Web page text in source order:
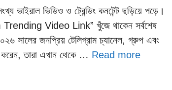
ভাইরাল ভিডিও ও ট্রেন্ডিং কনটেন্ট ছড়িয়ে পড়ে।
Trending Video Link” খুঁজে থাকেন সর্বশেষ
সালের জনপ্রিয় টেলিগ্রাম চ্যানেল, গ্রুপ এবং
করেন, তারা এখান থেকে … Read more